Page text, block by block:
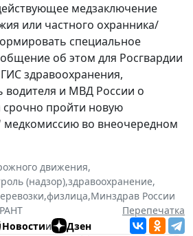
медзаключение
или частного охранника/
специальное
об этом для Росгвардии
здравоохранения,
водителя и МВД России о
срочно пройти новую
медкомиссию во внеочередном
движения,
(надзор),здравоохранение,
,физлица,Минздрав России
Перепечатка
Новостии Дзен